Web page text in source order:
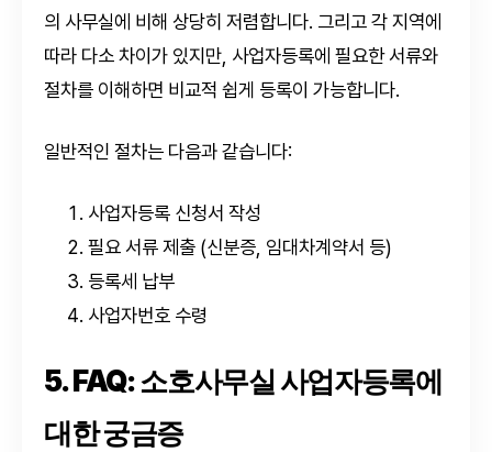
의 사무실에 비해 상당히 저렴합니다. 그리고 각 지역에
따라 다소 차이가 있지만, 사업자등록에 필요한 서류와
절차를 이해하면 비교적 쉽게 등록이 가능합니다.
일반적인 절차는 다음과 같습니다:
사업자등록 신청서 작성
필요 서류 제출 (신분증, 임대차계약서 등)
등록세 납부
사업자번호 수령
5. FAQ: 소호사무실 사업자등록에
대한 궁금증